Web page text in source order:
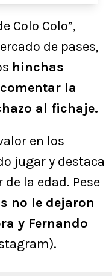
Colo Colo”,
de pases,
hinchas
la
al fichaje.
en los
jugar y destaca
la edad. Pese
no le dejaron
y Fernando